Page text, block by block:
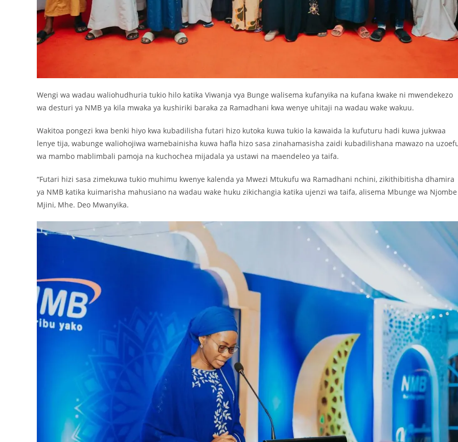
Wengi wa wadau waliohudhuria tukio hilo katika Viwanja vya Bunge walisema kufanyika na kufana kwake ni mwendekezo
wa desturi ya NMB ya kila mwaka ya kushiriki baraka za Ramadhani kwa wenye uhitaji na wadau wake wakuu.
Wakitoa pongezi kwa benki hiyo kwa kubadilisha futari hizo kutoka kuwa tukio la kawaida la kufuturu hadi kuwa jukwaa
lenye tija, wabunge waliohojiwa wamebainisha kuwa hafla hizo sasa zinahamasisha zaidi kubadilishana mawazo na
wa mambo mablimbali pamoja na kuchochea mijadala ya ustawi na maendeleo ya taifa.
“Futari hizi sasa zimekuwa tukio muhimu kwenye kalenda ya Mwezi Mtukufu wa Ramadhani nchini, zikithibitisha dhamira
ya NMB katika kuimarisha mahusiano na wadau wake huku zikichangia katika ujenzi wa taifa, alisema Mbunge wa Njombe
Mjini, Mhe. Deo Mwanyika.